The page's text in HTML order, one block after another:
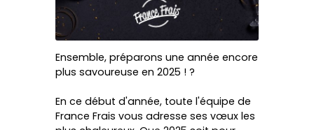
Ensemble, préparons une année encore
plus savoureuse en 2025 ! ?
En ce début d'année, toute l'équipe de
France Frais vous adresse ses vœux les